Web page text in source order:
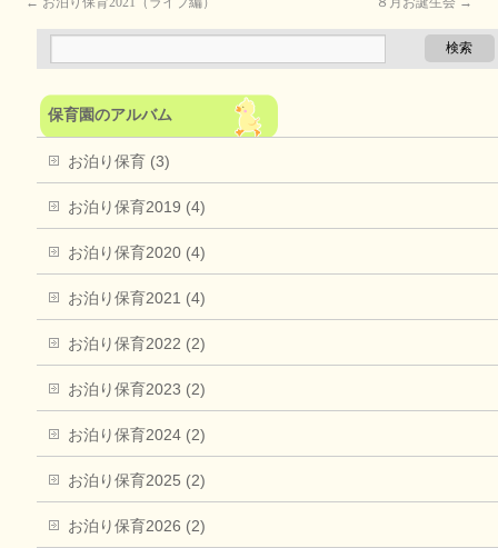
保育園のアルバム
お泊り保育 (3)
お泊り保育2019 (4)
お泊り保育2020 (4)
お泊り保育2021 (4)
お泊り保育2022 (2)
お泊り保育2023 (2)
お泊り保育2024 (2)
お泊り保育2025 (2)
お泊り保育2026 (2)